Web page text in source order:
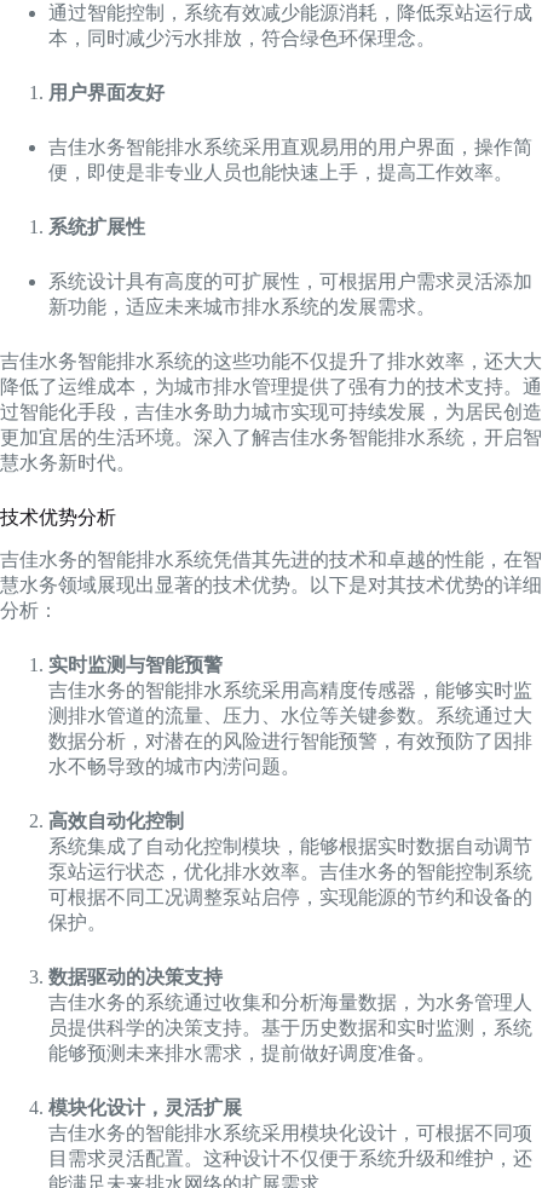
通过智能控制，系统有效减少能源消耗，降低泵站运行成
本，同时减少污水排放，符合绿色环保理念。
用户界面友好
吉佳水务智能排水系统采用直观易用的用户界面，操作简
便，即使是非专业人员也能快速上手，提高工作效率。
系统扩展性
系统设计具有高度的可扩展性，可根据用户需求灵活添加
新功能，适应未来城市排水系统的发展需求。
吉佳水务智能排水系统的这些功能不仅提升了排水效率，还大大
降低了运维成本，为城市排水管理提供了强有力的技术支持。通
过智能化手段，吉佳水务助力城市实现可持续发展，为居民创造
更加宜居的生活环境。深入了解吉佳水务智能排水系统，开启智
慧水务新时代。
技术优势分析
吉佳水务的智能排水系统凭借其先进的技术和卓越的性能，在智
慧水务领域展现出显著的技术优势。以下是对其技术优势的详细
分析：
实时监测与智能预警
吉佳水务的智能排水系统采用高精度传感器，能够实时监
测排水管道的流量、压力、水位等关键参数。系统通过大
数据分析，对潜在的风险进行智能预警，有效预防了因排
水不畅导致的城市内涝问题。
高效自动化控制
系统集成了自动化控制模块，能够根据实时数据自动调节
泵站运行状态，优化排水效率。吉佳水务的智能控制系统
可根据不同工况调整泵站启停，实现能源的节约和设备的
保护。
数据驱动的决策支持
吉佳水务的系统通过收集和分析海量数据，为水务管理人
员提供科学的决策支持。基于历史数据和实时监测，系统
能够预测未来排水需求，提前做好调度准备。
模块化设计，灵活扩展
吉佳水务的智能排水系统采用模块化设计，可根据不同项
目需求灵活配置。这种设计不仅便于系统升级和维护，还